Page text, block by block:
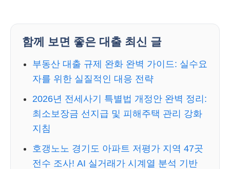
함께 보면 좋은 대출 최신 글
부동산 대출 규제 완화 완벽 가이드: 실수요
자를 위한 실질적인 대응 전략
2026년 전세사기 특별법 개정안 완벽 정리:
최소보장금 선지급 및 피해주택 관리 강화
지침
호갱노노 경기도 아파트 저평가 지역 47곳
전수 조사! AI 실거래가 시계열 분석 기반